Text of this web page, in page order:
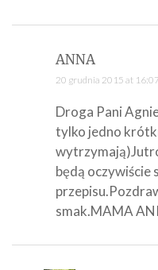
ANNA
20 grudnia 2015 at
Droga Pani
tylko jedno
będą oczywiście
smak.MAMA